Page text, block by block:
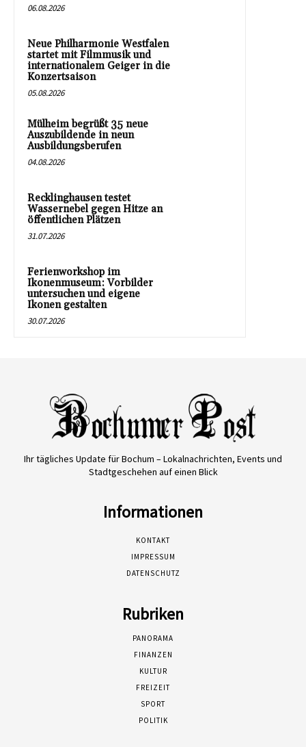
06.08.2026
Neue Philharmonie Westfalen
startet mit Filmmusik und
internationalem Geiger in die
Konzertsaison
05.08.2026
Mülheim begrüßt 35 neue
Auszubildende in neun
Ausbildungsberufen
04.08.2026
Recklinghausen testet
Wassernebel gegen Hitze an
öffentlichen Plätzen
31.07.2026
Ferienworkshop im
Ikonenmuseum: Vorbilder
untersuchen und eigene
Ikonen gestalten
30.07.2026
Ihr tägliches Update für Bochum – Lokalnachrichten, Events und
Stadtgeschehen auf einen Blick
Informationen
KONTAKT
IMPRESSUM
DATENSCHUTZ
Rubriken
PANORAMA
FINANZEN
KULTUR
FREIZEIT
SPORT
POLITIK